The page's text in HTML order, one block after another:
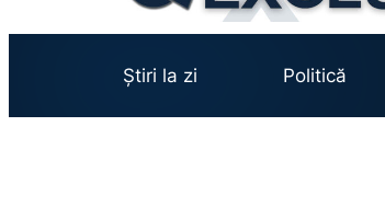
Știri la zi Politică